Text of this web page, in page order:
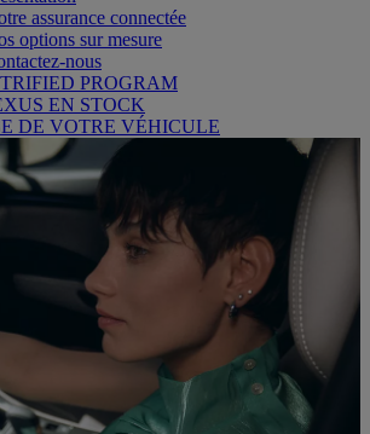
assurance connectée
options sur mesure
nous
PROGRAM
EN STOCK
DE VOTRE VÉHICULE